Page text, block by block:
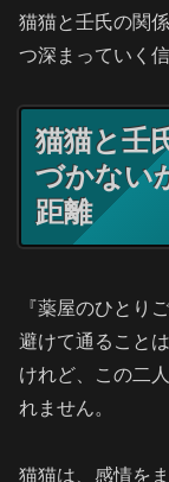
猫猫と壬氏の関
つ深まっていく
猫猫と壬
づかない
距離
『薬屋のひとり
避けて通ること
けれど、この二
れません。
猫猫は、感情を